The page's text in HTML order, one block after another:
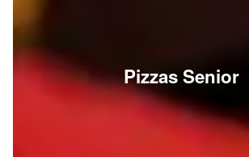
Pizzas Senior